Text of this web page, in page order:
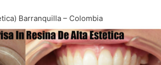
Barranquilla – Colombia